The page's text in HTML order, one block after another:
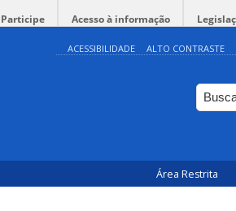
Participe Acesso à informação
ACESSIBILIDADE ALTO CONTRASTE
Área Restrita